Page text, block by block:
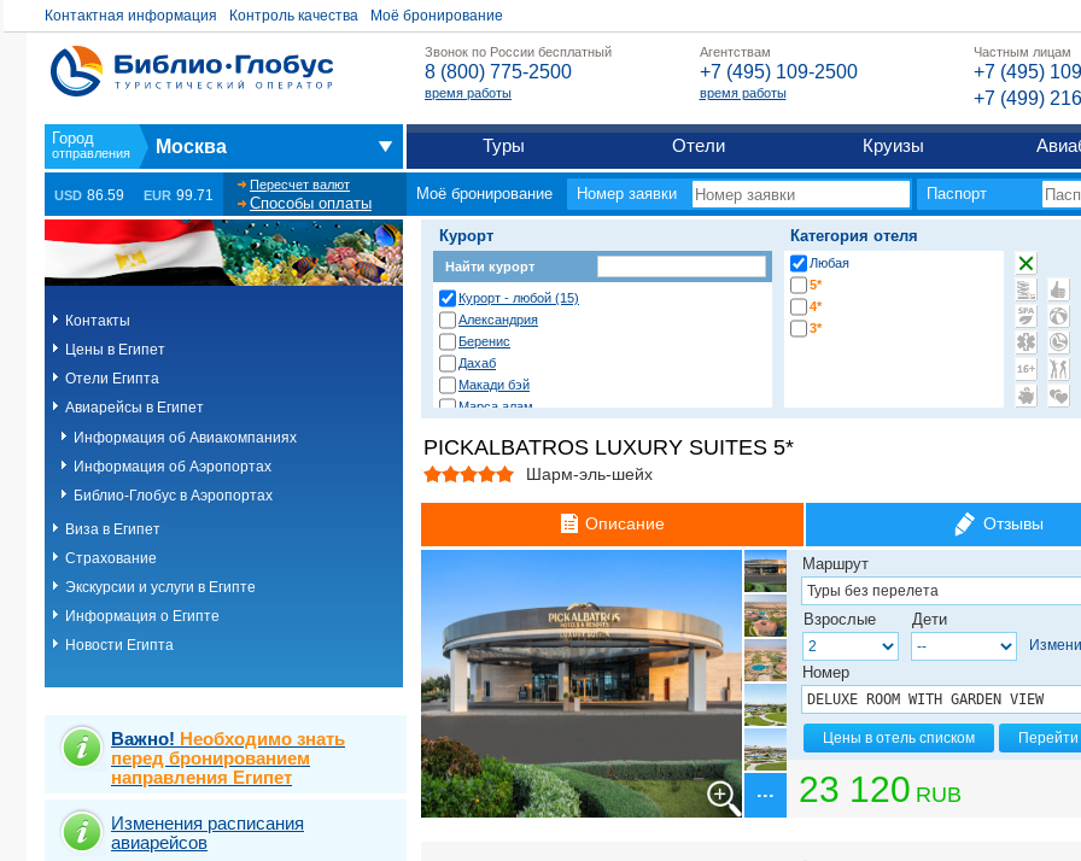
Контактная информация Контроль качества Моё бронирование
Звонок по России бесплатный
8 (800) 775-2500
время работы
Агентствам
+7 (495) 109-2500
время работы
Частным лицам
+7 (495)
+7 (499)
Москва Туры Отели Круизы
USD 86.59 EUR 99.71
Пересчет валют
Способы оплаты
Моё бронирование Номер заявки Паспорт
Контакты
Цены в Египет
Отели Египта
Авиарейсы в Египет
Информация об Авиакомпаниях
Информация об Аэропортах
Библио-Глобус в Аэропортах
Виза в Египет
Страхование
Экскурсии и услуги в Египте
Информация о Египте
Новости Египта
Важно! Необходимо знать
перед бронированием
направления Египет
Изменения расписания
авиарейсов
Курорт
Найти курорт
Курорт - любой (15)
Александрия
Беренис
Дахаб
Макади бэй
Марса алам
Сафага
Сахл хашиш
Эль-Аламейн
Категория отеля
Любая
5*
4*
3*
PICKALBATROS LUXURY SUITES 5*
Шарм-эль-шейх
Описание Отзывы
Маршрут
Взрослые Дети
Номер
Цены в отель списком Перейти
23 120 RUB